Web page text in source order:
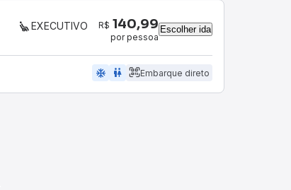
EXECUTIVO R$ 140,99
por pessoa
Escolher ida
ac_unit wc Embarque direto